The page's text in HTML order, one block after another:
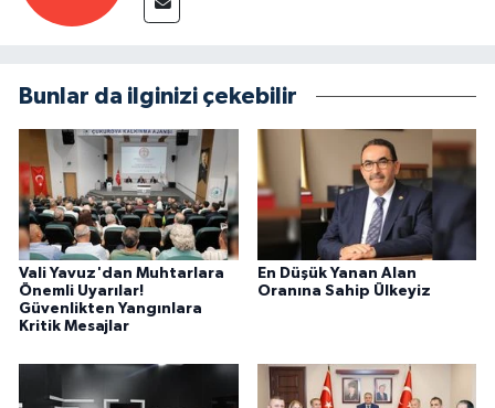
Bunlar da ilginizi çekebilir
Vali Yavuz'dan Muhtarlara
Önemli Uyarılar!
Güvenlikten Yangınlara
Kritik Mesajlar
En Düşük Yanan Alan
Oranına Sahip Ülkeyiz